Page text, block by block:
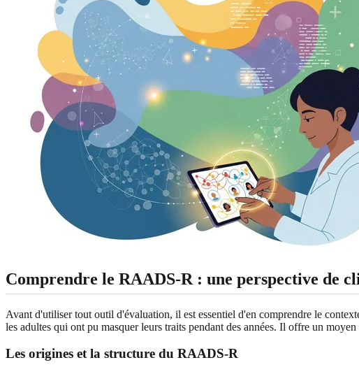
Comprendre le RAADS-R : une perspective de
Avant d'utiliser tout outil d'évaluation, il est essentiel d'en comprendre le
les adultes qui ont pu masquer leurs traits pendant des années. Il offre un
Les origines et la structure du RAADS-R